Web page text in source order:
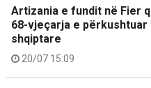
Artizania e fundit në Fier
68-vjeçarja e
shqiptare
20/07 15:09